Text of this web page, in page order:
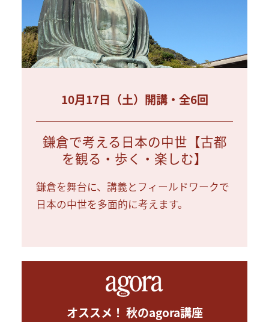
10月17日（土）開講・全6回
鎌倉で考える日本の中世【古都
を観る・歩く・楽しむ】
鎌倉を舞台に、講義とフィールドワークで
日本の中世を多面的に考えます。
オススメ！ 秋のagora講座